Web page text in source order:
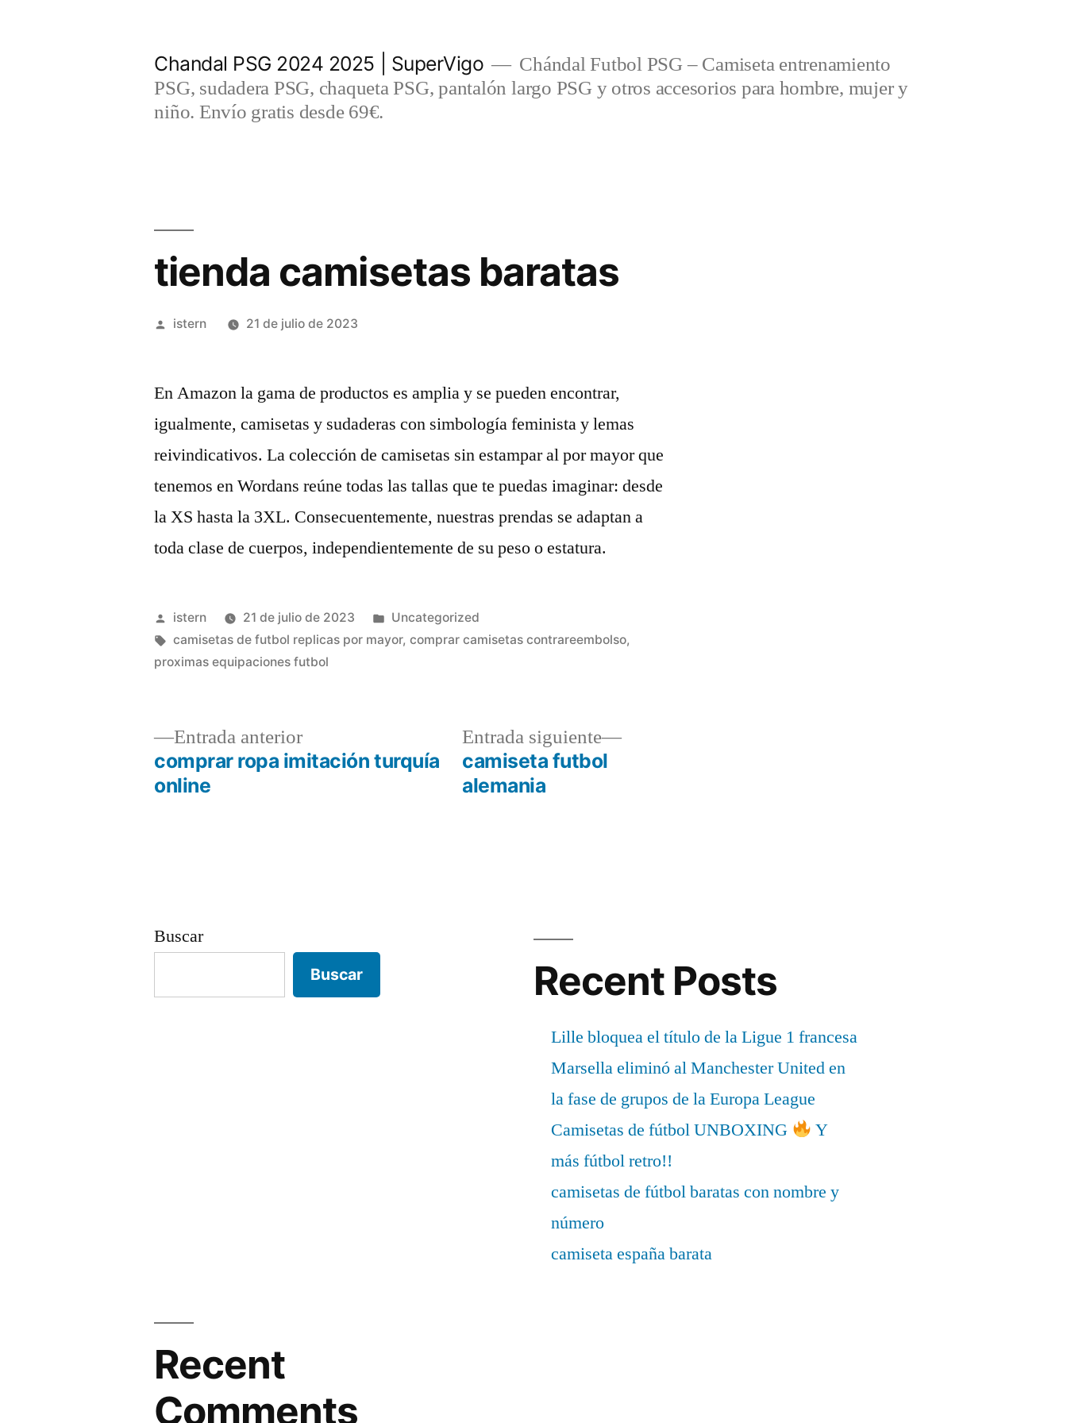
Chandal PSG 2024 2025 | SuperVigo
Chándal Futbol PSG – Camiseta entrenamiento
PSG, sudadera PSG, chaqueta PSG, pantalón largo PSG y otros accesorios para hombre, mujer y
niño. Envío gratis desde 69€.
tienda camisetas baratas
Publicado
istern 21 de julio de 2023
En Amazon la gama de productos es amplia y se pueden encontrar,
igualmente, camisetas y sudaderas con simbología feminista y lemas
reivindicativos. La colección de camisetas sin estampar al por mayor que
tenemos en Wordans reúne todas las tallas que te puedas imaginar: desde
la XS hasta la 3XL. Consecuentemente, nuestras prendas se adaptan a
toda clase de cuerpos, independientemente de su peso o estatura.
Publicado
por
istern 21 de julio de 2023
Publicado
en
Uncategorized
Etiquetas:
camisetas de futbol replicas por mayor,comprar camisetas contrareembolso,
proximas equipaciones futbol
Navegación
Entrada anteriorEntrada
anterior:
comprar ropa imitación turquía
online
Entrada siguiente
Entrada
camiseta futbol
alemania
Buscar
Buscar Recent Posts
Lille bloquea el título de la Ligue 1 francesa
Marsella eliminó al Manchester United en
la fase de grupos de la Europa League
Camisetas de fútbol UNBOXING
Y
más fútbol retro!!
camisetas de fútbol baratas con nombre y
número
camiseta españa barata
Recent
Comments